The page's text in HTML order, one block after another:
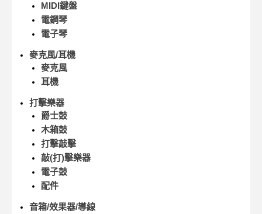
MIDI鍵盤
電鋼琴
電子琴
麥克風/耳機
麥克風
耳機
打擊樂器
爵士鼓
木箱鼓
打擊敲擊
敲(打)擊樂器
電子鼓
配件
音箱/效果器/導線